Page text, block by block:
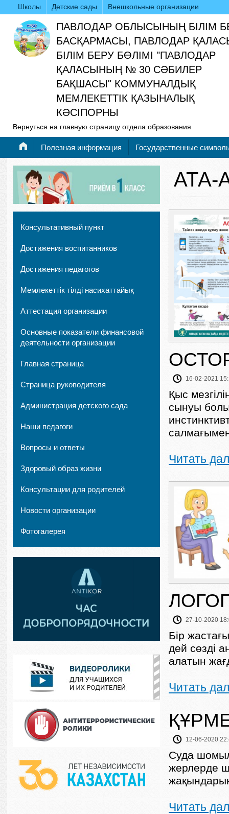
Школы Детские сады Внешкольные организации
ПАВЛОДАР ОБЛЫСЫНЫҢ БІЛІМ
БАСҚАРМАСЫ, ПАВЛОДАР
БІЛІМ БЕРУ БӨЛІМІ "ПАВЛОДАР
ҚАЛАСЫНЫҢ № 30 СӘБИЛЕР
БАҚШАСЫ" КОММУНАЛДЫҚ
МЕМЛЕКЕТТІК ҚАЗЫНАЛЫҚ
КӘСІПОРНЫ
Вернуться на главную страницу отдела образования
Полезная информация Государственные
Консультативный пункт
Достижения воспитанников
Достижения педагогов
Мемлекеттік тілді насихаттайық
Аттестация организации
Основные показатели финансовой
деятельности организации
Главная страница
Страница руководителя
Администрация детского сада
Наши педагоги
Вопросы и ответы
Здоровый образ жизни
Консультации для родителей
Новости организации
Фотогалерея
АТА-
16-02-2021
Қыс
сынуы
Читать
27-10-2020
Бір
дей сөзді
алатын
Читать
12-06-2020
Суда
жерлерде
Читать